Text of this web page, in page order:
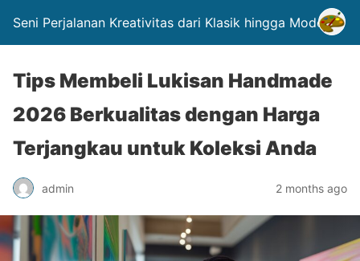
Seni Perjalanan Kreativitas dari Klasik hingga Modern.
Tips Membeli Lukisan Handmade
2026 Berkualitas dengan Harga
Terjangkau untuk Koleksi Anda
admin 2 months ago